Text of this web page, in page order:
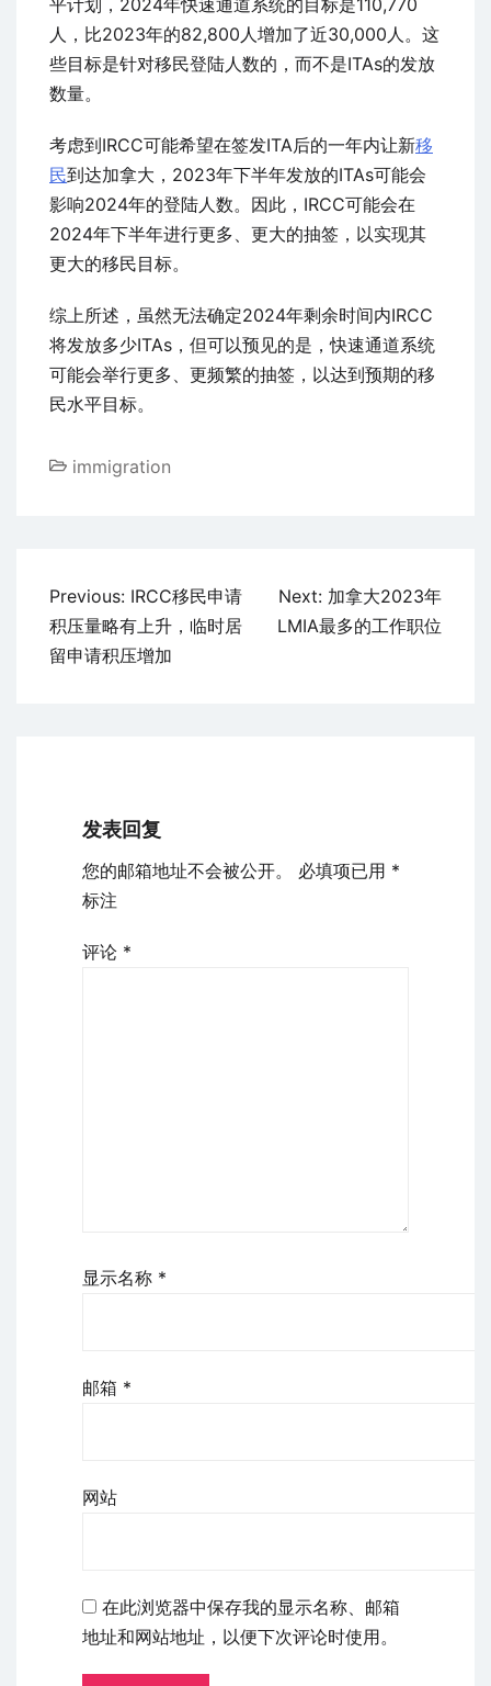
平计划，2024年快速通道系统的目标是110,770
人，比2023年的82,800人增加了近30,000人。这
些目标是针对移民登陆人数的，而不是ITAs的发放
数量。
考虑到IRCC可能希望在签发ITA后的一年内让新移
民到达加拿大，2023年下半年发放的ITAs可能会
影响2024年的登陆人数。因此，IRCC可能会在
2024年下半年进行更多、更大的抽签，以实现其
更大的移民目标。
综上所述，虽然无法确定2024年剩余时间内IRCC
将发放多少ITAs，但可以预见的是，快速通道系统
可能会举行更多、更频繁的抽签，以达到预期的移
民水平目标。
immigration
文
章
导
Previous: IRCC移民申请
积压量略有上升，临时居
留申请积压增加
Next: 加拿大2023年
LMIA最多的工作职位
发表回复
您的邮箱地址不会被公开。 必填项已用 *
标注
评论 *
显示名称 *
邮箱 *
网站
在此浏览器中保存我的显示名称、邮箱
地址和网站地址，以便下次评论时使用。